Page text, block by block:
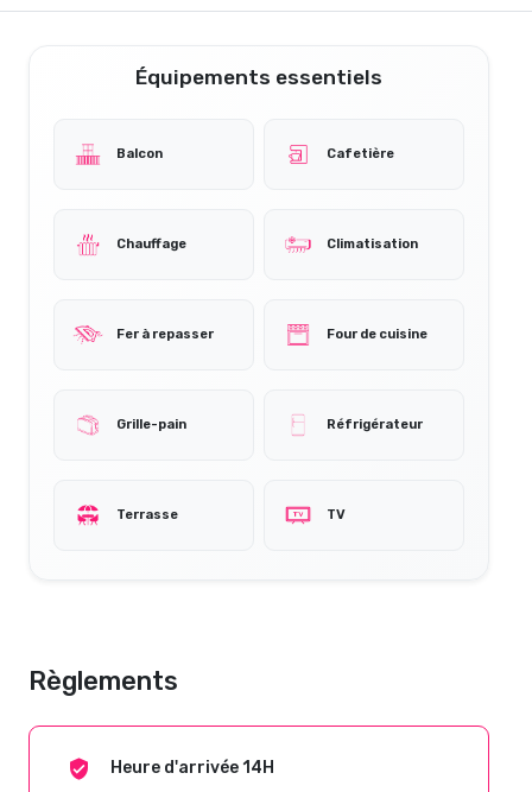
Équipements essentiels
Balcon Cafetière
Chauffage Climatisation
Fer à repasser Four de cuisine
Grille-pain Réfrigérateur
Terrasse TV
Règlements
Heure d'arrivée 14H